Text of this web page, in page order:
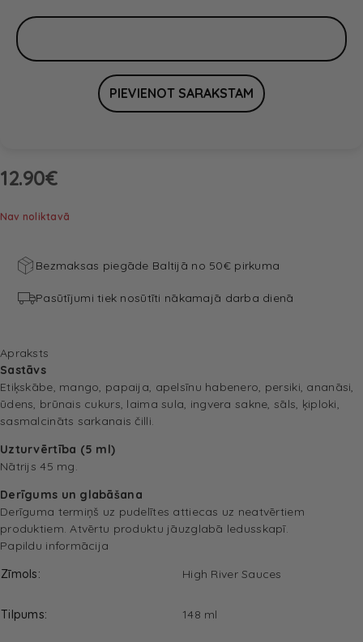
12.90€
Nav noliktavā
Bezmaksas piegāde Baltijā no 50€ pirkuma
Pasūtījumi tiek nosūtīti nākamajā darba dienā
Apraksts
Sastāvs
Etiķskābe, mango, papaija, apelsīnu habenero, persiki, ananāsi,
ūdens, brūnais cukurs, laima sula, ingvera sakne, sāls, ķiploki,
sasmalcināts sarkanais čilli.
Uzturvērtība (5 ml)
Nātrijs 45 mg.
Derīgums un glabāšana
Derīguma termiņš uz pudelītes attiecas uz neatvērtiem
produktiem. Atvērtu produktu jāuzglabā ledusskapī.
Papildu informācija
Zīmols
High River Sauces
Tilpums 148 ml